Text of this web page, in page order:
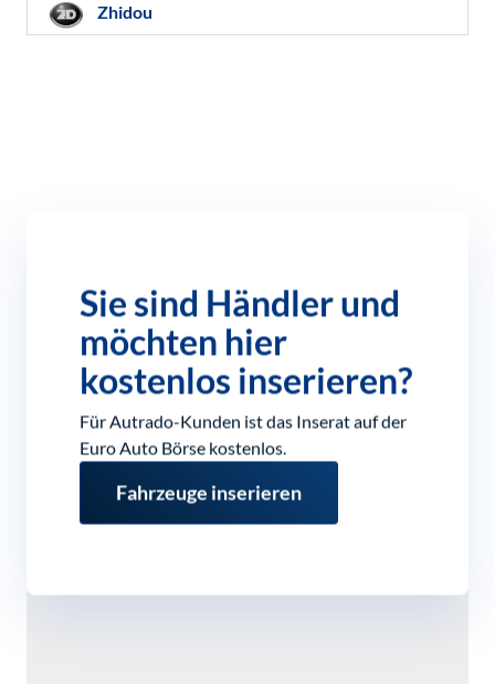
Zhidou
Sie sind Händler und
möchten hier
kostenlos inserieren?
Für Autrado-Kunden ist das Inserat auf der
Euro Auto Börse kostenlos.
Fahrzeuge inserieren